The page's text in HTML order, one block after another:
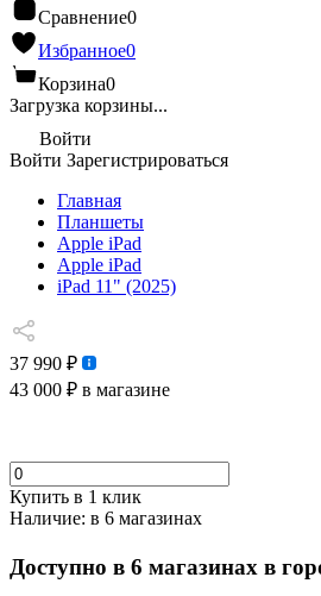
Сравнение0
Избранное0
Корзина0
Загрузка корзины...
Войти
Войти Зарегистрироваться
Главная
Планшеты
Apple iPad
Apple iPad
iPad 11" (2025)
37 990 ₽
43 000 ₽ в магазине
Купить в 1 клик
Наличие: в 6 магазинах
Доступно в 6 магазинах в